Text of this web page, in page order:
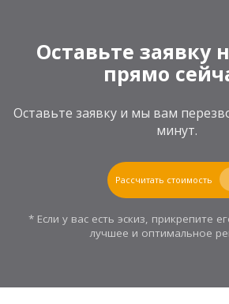
Оставьте заявку
прямо
Оставьте заявку и мы вам
минут.
Рассчитать стоимость
* Если у вас есть эскиз, прикрепите
лучшее и оптимальное